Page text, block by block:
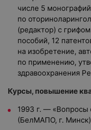
числе 5
по
(редактор) с
пособий, 12
на изобретение,
по применению,
здравоохранения
Курсы, повышение
1993 г. — «Вопросы
(БелМАПО, г.